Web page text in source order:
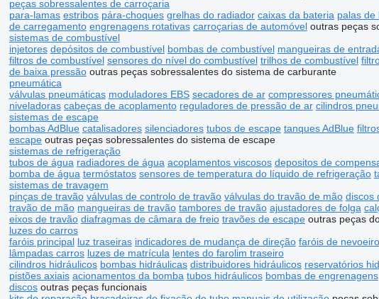
peças sobressalentes de carroçaria
para-lamas estribos pára-choques grelhas do radiador caixas da bateria palas de
de carregamento engrenagens rotativas carroçarias de automóvel outras peças
sistemas de combustível
injetores depósitos de combustível bombas de combustível mangueiras de
filtros de combustível sensores do nível do combustível trilhos de combustível
de baixa pressão outras peças sobressalentes do sistema de carburante
pneumática
válvulas pneumáticas moduladores EBS secadores de ar compressores
niveladoras cabeças de acoplamento reguladores de pressão de ar cilindros
sistemas de escape
bombas AdBlue catalisadores silenciadores tubos de escape tanques AdBlue
escape outras peças sobressalentes do sistema de escape
sistemas de refrigeração
tubos de água radiadores de água acoplamentos viscosos depositos de
bomba de água termóstatos sensores de temperatura do líquido de refrigeração
sistemas de travagem
pinças de travão válvulas de controlo de travão válvulas do travão de mão discos
travão de mão mangueiras de travão tambores de travão ajustadores de folga
eixos de travão diafragmas de câmara de freio travões de escape outras peças
luzes do carros
faróis principal luz traseiras indicadores de mudança de direção faróis de nevoeiro
lâmpadas carros luzes de matrícula lentes do farolim traseiro
cilindros hidráulicos bombas hidráulicas distribuidores hidráulicos reservatórios
pistões axiais acionamentos da bomba tubos hidráulicos bombas de engrenagens
discos outras peças funcionais